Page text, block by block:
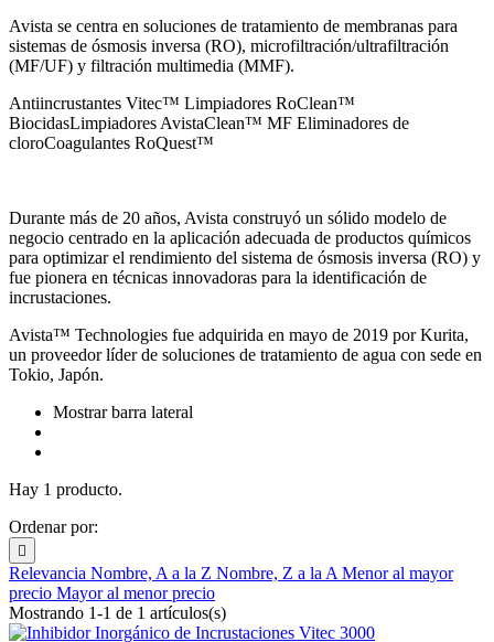
Avista se centra en soluciones de tratamiento de membranas para
sistemas de ósmosis inversa (RO), microfiltración/ultrafiltración
(MF/UF) y filtración multimedia (MMF).
Antiincrustantes Vitec™ Limpiadores RoClean™
BiocidasLimpiadores AvistaClean™ MF Eliminadores de
cloroCoagulantes RoQuest™
Durante más de 20 años, Avista construyó un sólido modelo de
negocio centrado en la aplicación adecuada de productos químicos
para optimizar el rendimiento del sistema de ósmosis inversa (RO) y
fue pionera en técnicas innovadoras para la identificación de
incrustaciones.
Avista™ Technologies fue adquirida en mayo de 2019 por Kurita,
un proveedor líder de soluciones de tratamiento de agua con sede en
Tokio, Japón.
Mostrar barra lateral
Hay 1 producto.
Ordenar por:

Relevancia Nombre, A a la Z Nombre, Z a la AMenor al mayor
precio Mayor al menor precio
Mostrando 1-1 de 1 artículos(s)